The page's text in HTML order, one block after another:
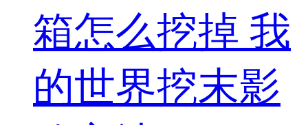
箱怎么挖掉 我
的世界挖末影